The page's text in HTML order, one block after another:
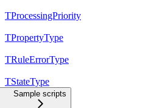
TProcessingPriority
TPropertyType
TRuleErrorType
TStateType
Sample scripts